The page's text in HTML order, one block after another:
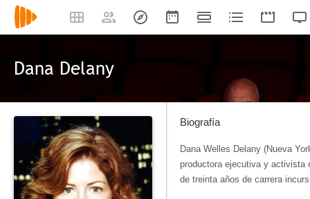
Dana Delany
Biografía
Dana Welles Delany (Nueva
productora ejecutiva y activista
de treinta años de carrera